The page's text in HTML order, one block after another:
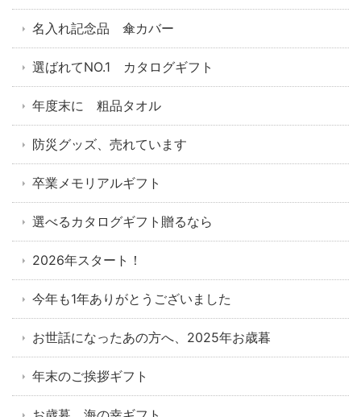
名入れ記念品 傘カバー
選ばれてNO.1 カタログギフト
年度末に 粗品タオル
防災グッズ、売れています
卒業メモリアルギフト
選べるカタログギフト贈るなら
2026年スタート！
今年も1年ありがとうございました
お世話になったあの方へ、2025年お歳暮
年末のご挨拶ギフト